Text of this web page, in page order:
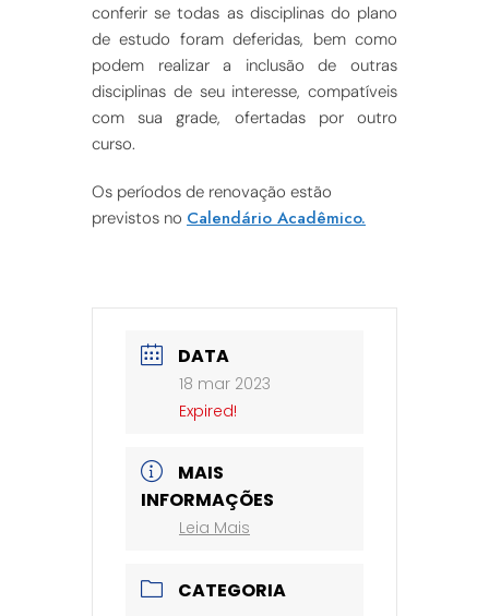
conferir se todas as disciplinas do plano
de estudo foram deferidas, bem como
podem realizar a inclusão de outras
disciplinas de seu interesse, compatíveis
com sua grade, ofertadas por outro
curso.
Os períodos de renovação estão
previstos no Calendário Acadêmico.
DATA
18 mar 2023
Expired!
MAIS
INFORMAÇÕES
Leia Mais
CATEGORIA